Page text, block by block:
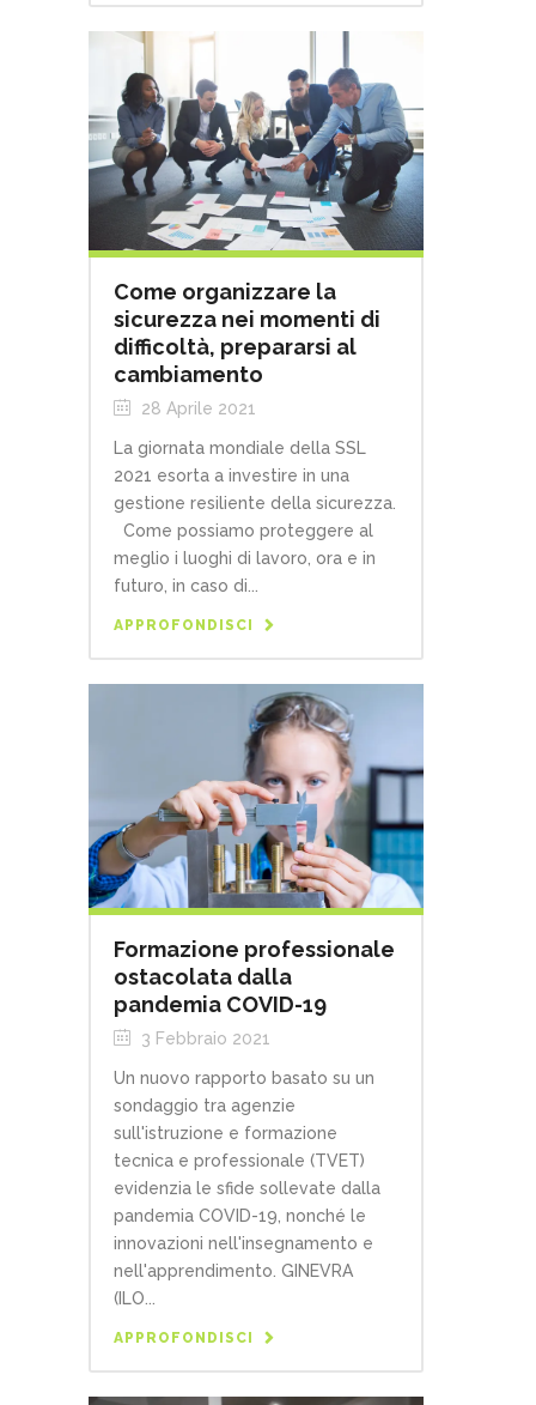
Come organizzare la
sicurezza nei momenti di
difficoltà, prepararsi al
cambiamento
28 Aprile 2021
La giornata mondiale della SSL
2021 esorta a investire in una
gestione resiliente della sicurezza.
Come possiamo proteggere al
meglio i luoghi di lavoro, ora e in
futuro, in caso di...
APPROFONDISCI
Formazione professionale
ostacolata dalla
pandemia COVID-19
3 Febbraio 2021
Un nuovo rapporto basato su un
sondaggio tra agenzie
sull'istruzione e formazione
tecnica e professionale (TVET)
evidenzia le sfide sollevate dalla
pandemia COVID-19, nonché le
innovazioni nell'insegnamento e
nell'apprendimento. GINEVRA
(ILO...
APPROFONDISCI